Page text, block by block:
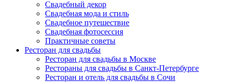
Свадебный декор
Свадебная мода и стиль
Свадебное путешествие
Свадебная фотосессия
Практичные советы
Ресторан для свадьбы
Ресторан для свадьбы в Москве
Рестораны для свадьбы в Санкт-Петербурге
Ресторан и отель для свадьбы в Сочи